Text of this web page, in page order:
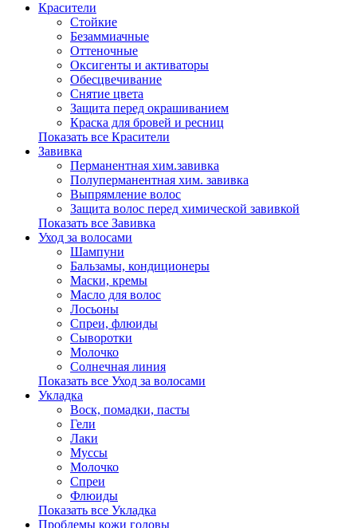
Красители
Стойкие
Безаммиачные
Оттеночные
Оксигенты и активаторы
Обесцвечивание
Снятие цвета
Защита перед окрашиванием
Краска для бровей и ресниц
Показать все Красители
Завивка
Перманентная хим.завивка
Полуперманентная хим. завивка
Выпрямление волос
Защита волос перед химической завивкой
Показать все Завивка
Уход за волосами
Шампуни
Бальзамы, кондиционеры
Маски, кремы
Масло для волос
Лосьоны
Спреи, флюиды
Сыворотки
Молочко
Солнечная линия
Показать все Уход за волосами
Укладка
Воск, помадки, пасты
Гели
Лаки
Муссы
Молочко
Спреи
Флюиды
Показать все Укладка
Проблемы кожи головы